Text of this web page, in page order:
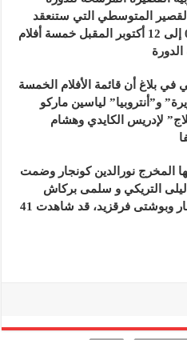
المتوسطي التي ستنعقد
بمدينة طنجة خلال الفترة من 07 إلى 12 أكتوبر المقبل خمسة أفلام
في بلاغ أن قائمة الأفلام الخمسة
و”أنتروبيا” لياسين ماركو
لإدريس الكايدي وهشام
المخرج نورالدين كونجار وضمت
التريكي و سلمى بركاش
والناقدين السينمائيين عمر بلخمار وبوشتى فرقزيد، قد شاهدت 41